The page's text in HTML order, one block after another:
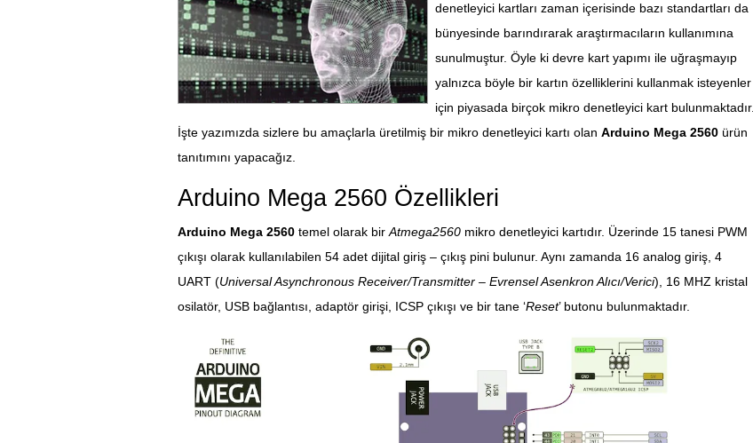
denetleyici kartları zaman içerisinde bazı standartları da
bünyesinde barındırarak araştırmacıların kullanımına
sunulmuştur. Öyle ki devre kart yapımı ile uğraşmayıp
yalnızca böyle bir kartın özelliklerini kullanmak isteyenler
için piyasada birçok mikro denetleyici kart bulunmaktadır.
İşte yazımızda sizlere bu amaçlarla üretilmiş bir mikro denetleyici kartı olan Arduino Mega 2560ürün
tanıtımını yapacağız.
Arduino Mega 2560 Özellikleri
Arduino Mega 2560temel olarak bir Atmega2560mikro denetleyici kartıdır. Üzerinde 15 tanesi PWM
çıkışı olarak kullanılabilen 54 adet dijital giriş – çıkış pini bulunur. Aynı zamanda 16 analog giriş, 4
UART (Universal Asynchronous Receiver/Transmitter – Evrensel Asenkron Alıcı/Verici), 16 MHZ kristal
osilatör, USB bağlantısı, adaptör girişi, ICSP çıkışı ve bir tane ‘Reset’ butonu bulunmaktadır.